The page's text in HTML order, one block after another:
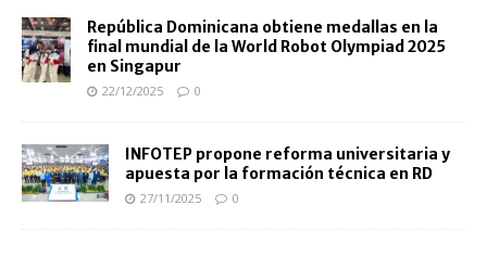
República Dominicana obtiene medallas en la
final mundial de la World Robot Olympiad 2025
en Singapur
22/12/2025 0
INFOTEP propone reforma universitaria y
apuesta por la formación técnica en RD
27/11/2025 0